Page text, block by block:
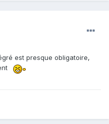
est presque obligatoire,